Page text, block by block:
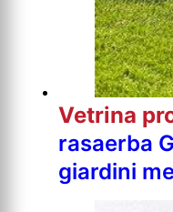
Vetrina
rasaerba
giardini